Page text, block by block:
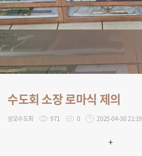
수도회 소장 로마식 제의
성모수도회 971 0 2025-04-30 21:19
+